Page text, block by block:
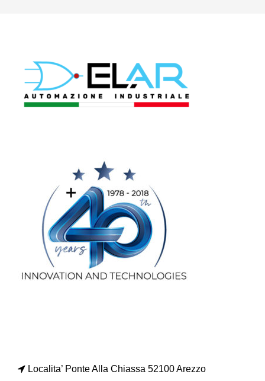
Localita’ Ponte Alla Chiassa 52100 Arezzo